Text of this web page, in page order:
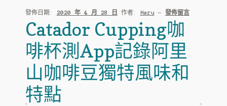
阿里山 SL34
阿里山鐵比卡
古坑藝伎
HARU 台灣茶飲
發佈日期: 2020 年 4 月 28 日 作者: Haru — 發佈留言
Catador Cupping咖
啡杯測App記錄阿里
山咖啡豆獨特風味和
特點